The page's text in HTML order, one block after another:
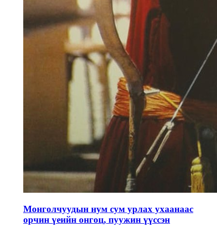
Монголчуудын нум сум урлах ухаанаас
орчин үеийн онгоц, пуужин үүссэн